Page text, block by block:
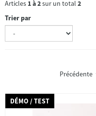
Articles 1à2sur un total 2
Trier par
Précédente
DÉMO / TEST